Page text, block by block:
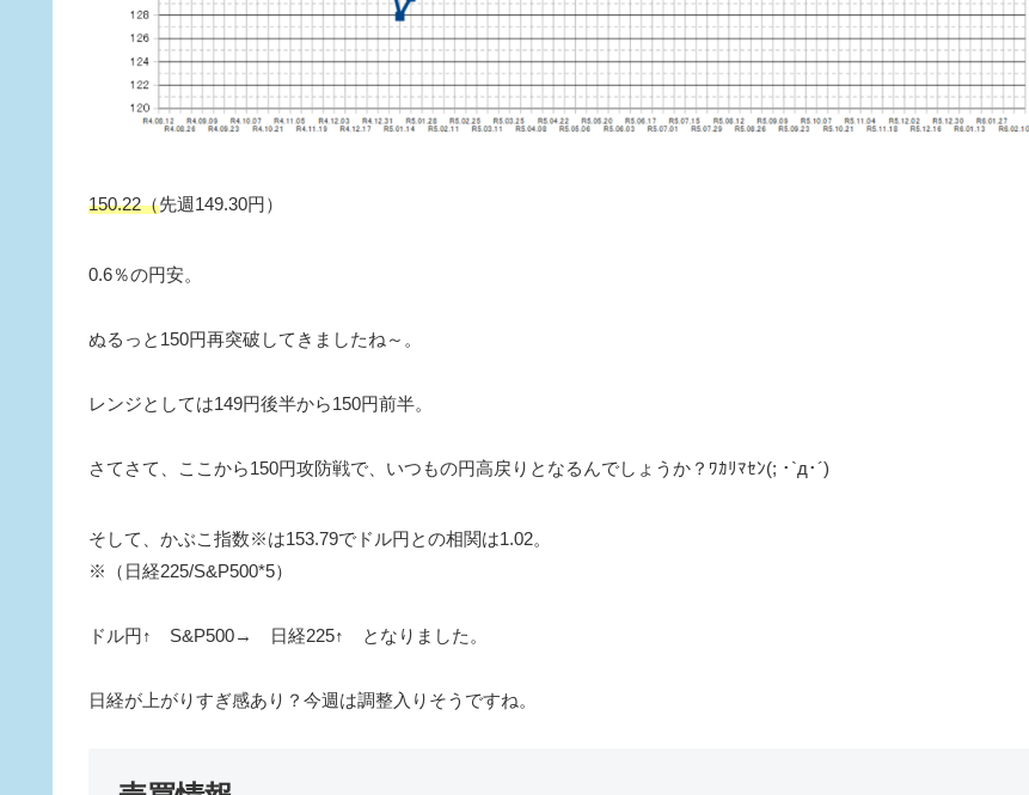
150.22（先週149.30円）
0.6％の円安。
ぬるっと150円再突破してきましたね～。
レンジとしては149円後半から150円前半。
さてさて、ここから150円攻防戦で、いつもの円高戻りとなるんでしょうか？ﾜｶﾘﾏｾﾝ(; ･`д･´)
そして、かぶこ指数※は153.79でドル円との相関は1.02。
※（日経225/S&P500*5）
ドル円↑ S&P500→ 日経225↑ となりました。
日経が上がりすぎ感あり？今週は調整入りそうですね。